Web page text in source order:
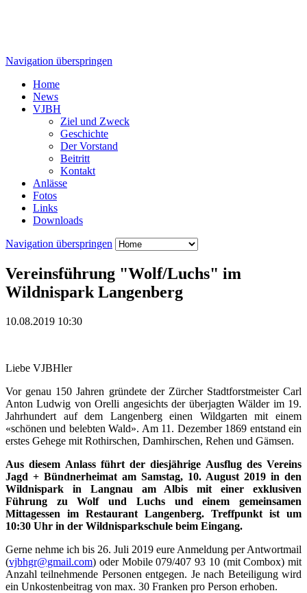
Navigation überspringen
Home
News
VJBH
Ziel und Zweck
Geschichte
Der Vorstand
Beitritt
Kontakt
Anlässe
Fotos
Links
Downloads
Navigation überspringen
Vereinsführung "Wolf/Luchs" im
Wildnispark Langenberg
10.08.2019 10:30
Liebe VJBHler
Vor genau 150 Jahren gründete der Zürcher Stadtforstmeister Carl
Anton Ludwig von Orelli angesichts der überjagten Wälder im 19.
Jahrhundert auf dem Langenberg einen Wildgarten mit einem
«schönen und belebten Wald». Am 11. Dezember 1869 entstand ein
erstes Gehege mit Rothirschen, Damhirschen, Rehen und Gämsen.
Aus diesem Anlass führt der diesjährige Ausflug des Vereins
Jagd + Bündnerheimat am Samstag, 10. August 2019 in den
Wildnispark in Langnau am Albis mit einer exklusiven
Führung zu Wolf und Luchs und einem gemeinsamen
Mittagessen im Restaurant Langenberg. Treffpunkt ist um
10:30 Uhr in der Wildnisparkschule beim Eingang.
Gerne nehme ich bis 26. Juli 2019 eure Anmeldung per Antwortmail
(vjbhgr@gmail.com) oder Mobile 079/407 93 10 (mit Combox) mit
Anzahl teilnehmende Personen entgegen. Je nach Beteiligung wird
ein Unkostenbeitrag von max. 30 Franken pro Person erhoben.